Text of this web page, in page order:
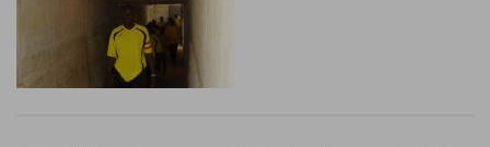
diritti